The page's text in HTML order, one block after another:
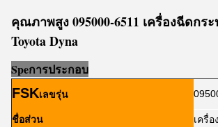
คุณภาพสูง 095000-6511 เครื่องฉีดกร
Toyota Dyna
Speการประกอบ
FSKเลขรุ่น
ชื่อส่วน
เครื่อ